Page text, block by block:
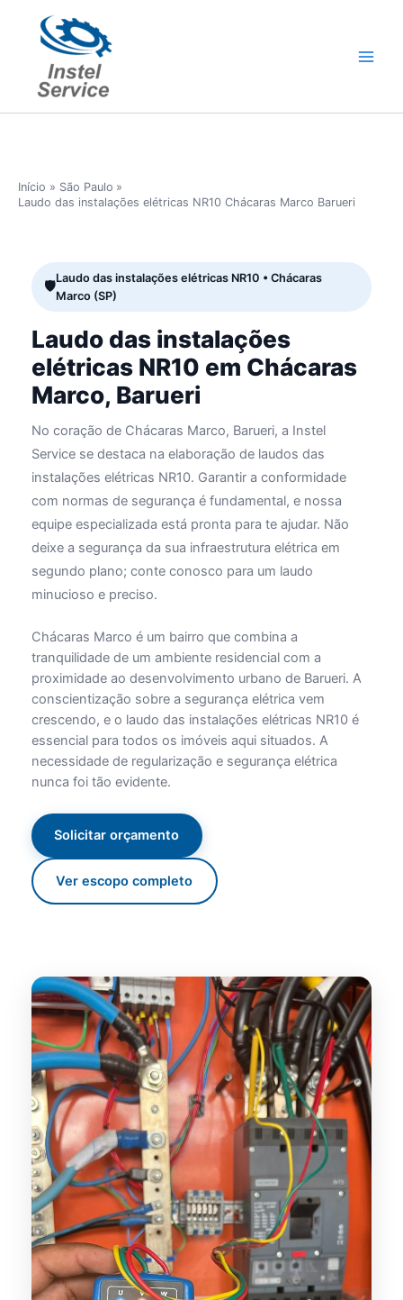
conteúdo
Início
São Paulo
Laudo das instalações elétricas NR10 Chácaras Marco Barueri
Laudo das instalações elétricas NR10 • Chácaras
Marco (SP)
Laudo das instalações
elétricas NR10 em Chácaras
Marco, Barueri
No coração de Chácaras Marco, Barueri, a Instel
Service se destaca na elaboração de laudos das
instalações elétricas NR10. Garantir a conformidade
com normas de segurança é fundamental, e nossa
equipe especializada está pronta para te ajudar. Não
deixe a segurança da sua infraestrutura elétrica em
segundo plano; conte conosco para um laudo
minucioso e preciso.
Chácaras Marco é um bairro que combina a
tranquilidade de um ambiente residencial com a
proximidade ao desenvolvimento urbano de Barueri. A
conscientização sobre a segurança elétrica vem
crescendo, e o laudo das instalações elétricas NR10 é
essencial para todos os imóveis aqui situados. A
necessidade de regularização e segurança elétrica
nunca foi tão evidente.
Solicitar orçamento
Ver escopo completo